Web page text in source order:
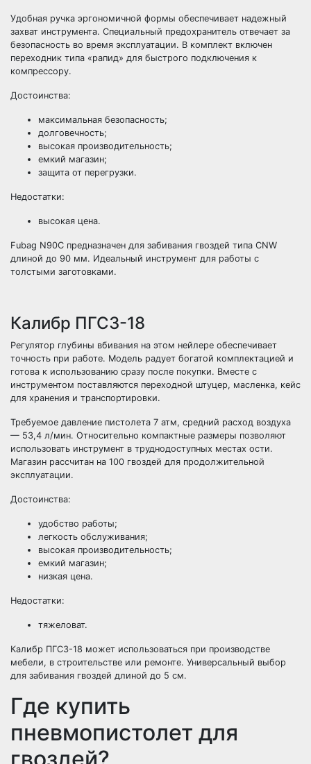
Удобная ручка эргономичной формы обеспечивает надежный
захват инструмента. Специальный предохранитель отвечает за
безопасность во время эксплуатации. В комплект включен
переходник типа «рапид» для быстрого подключения к
компрессору.
Достоинства:
максимальная безопасность;
долговечность;
высокая производительность;
емкий магазин;
защита от перегрузки.
Недостатки:
высокая цена.
Fubag N90C предназначен для забивания гвоздей типа CNW
длиной до 90 мм. Идеальный инструмент для работы с
толстыми заготовками.
Калибр ПГСЗ-18
Регулятор глубины вбивания на этом нейлере обеспечивает
точность при работе. Модель радует богатой комплектацией и
готова к использованию сразу после покупки. Вместе с
инструментом поставляются переходной штуцер, масленка, кейс
для хранения и транспортировки.
Требуемое давление пистолета 7 атм, средний расход воздуха
— 53,4 л/мин. Относительно компактные размеры позволяют
использовать инструмент в труднодоступных местах ости.
Магазин рассчитан на 100 гвоздей для продолжительной
эксплуатации.
Достоинства:
удобство работы;
легкость обслуживания;
высокая производительность;
емкий магазин;
низкая цена.
Недостатки:
тяжеловат.
Калибр ПГСЗ-18 может использоваться при производстве
мебели, в строительстве или ремонте. Универсальный выбор
для забивания гвоздей длиной до 5 см.
Где купить
пневмопистолет для